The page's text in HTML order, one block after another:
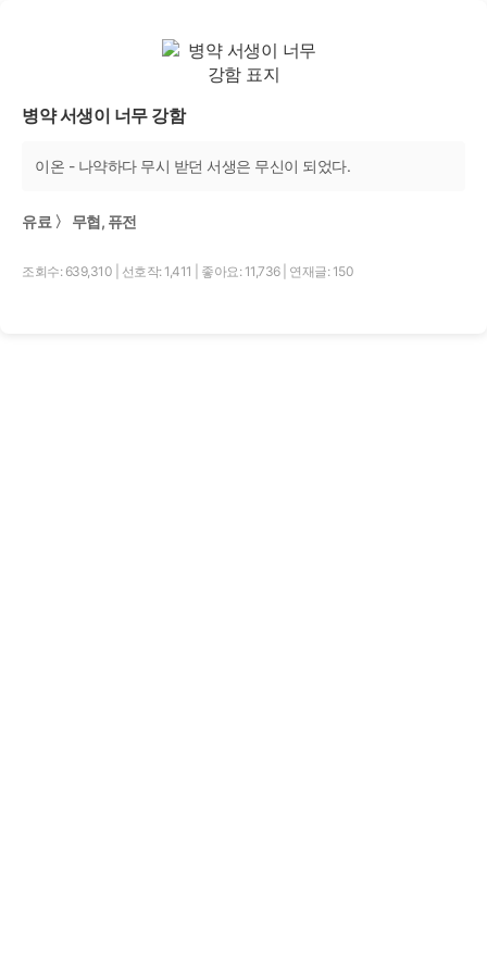
병약 서생이 너무 강함
이온 - 나약하다 무시 받던 서생은 무신이 되었다.
유료 〉 무협, 퓨전
조회수: 639,310 선호작: 1,411 좋아요: 11,736 연재글: 150